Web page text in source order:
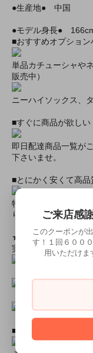
●生産地● 中国
●モデル身長●
■おすすめオプション
単品カチューシャや
販売中）
ニーハイソックス、
■すぐに商品が欲し
即日配達商品一覧が
下さいませ。
■とにかく安くて高
特別割引商品を掲載
りします！
★ミアカフェ・ミア
実施中★
■ミアコスモデル＆カ
ご来店感
このクーポンが
す！１回６００
用いただけま